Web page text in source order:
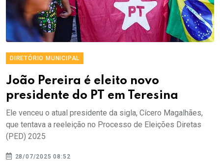
DIRETÓRIO MUNICIPAL
João Pereira é eleito novo
presidente do PT em Teresina
Ele venceu o atual presidente da sigla, Cícero Magalhães,
que tentava a reeleição no Processo de Eleições Diretas
(PED) 2025
28/07/2025 08:52